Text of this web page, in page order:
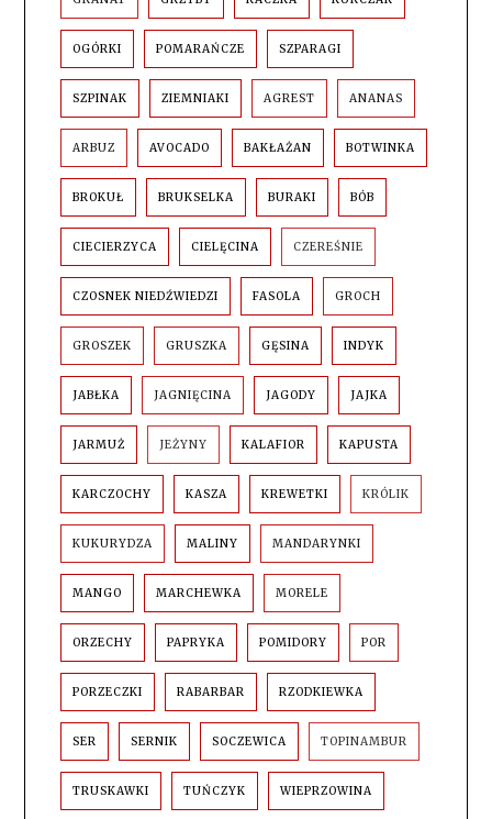
OGÓRKI POMARAŃCZE SZPARAGI
SZPINAK ZIEMNIAKI AGREST ANANAS
ARBUZ AVOCADO BAKŁAŻAN BOTWINKA
BROKUŁ BRUKSELKA BURAKI BÓB
CIECIERZYCA CIELĘCINA CZEREŚNIE
CZOSNEK NIEDŹWIEDZI FASOLA GROCH
GROSZEK GRUSZKA GĘSINA INDYK
JABŁKA JAGNIĘCINA JAGODY JAJKA
JARMUŻ JEŻYNY KALAFIOR KAPUSTA
KARCZOCHY KASZA KREWETKI KRÓLIK
KUKURYDZA MALINY MANDARYNKI
MANGO MARCHEWKA MORELE
ORZECHY PAPRYKA POMIDORY POR
PORZECZKI RABARBAR RZODKIEWKA
SER SERNIK SOCZEWICA TOPINAMBUR
TRUSKAWKI TUŃCZYK WIEPRZOWINA